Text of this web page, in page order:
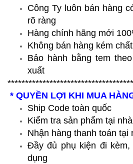
Công Ty luôn bán hàng
rõ ràng
Hàng chính hãng mới
Không bán hàng kém
Bảo hành bằng tem
xuất
* QUYỀN LỢI KHI MUA
Ship Code toàn quốc
Kiểm tra sản phẩm tại nhà
Nhận hàng thanh toán tại
Đầy đủ phụ kiện đi
dụng